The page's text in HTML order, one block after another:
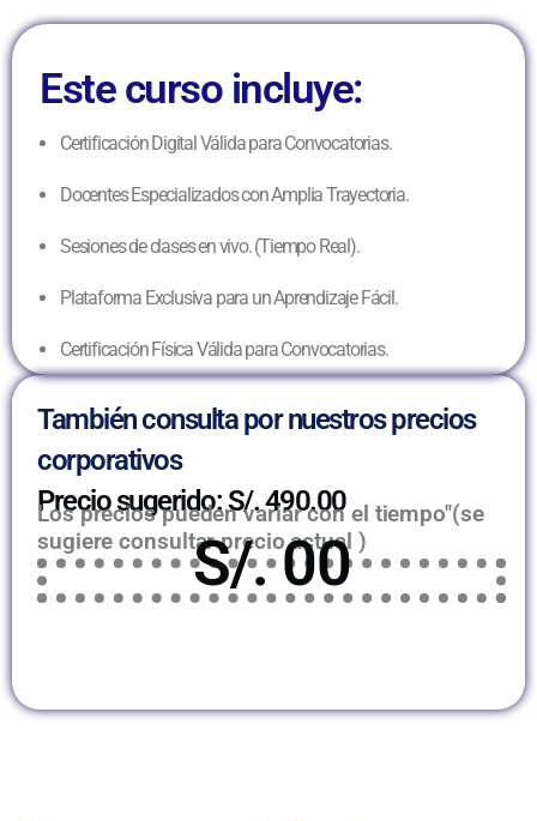
Este curso incluye:
Certificación Digital Válida para Convocatorias.
Docentes Especializados con Amplia Trayectoria.
Sesiones de clases en vivo. (Tiempo Real).
Plataforma Exclusiva para un Aprendizaje Fácil.
Certificación Física Válida para Convocatorias.
También consulta por nuestros precios
corporativos
Precio sugerido: S/. 490.00
Los precios pueden variar con el tiempo"(se
sugiere consultar precio actual )
S/. 00